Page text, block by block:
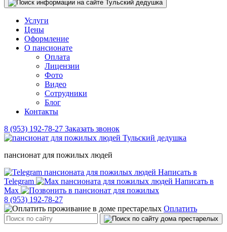
Услуги
Цены
Оформление
О пансионате
Оплата
Лицензии
Фото
Видео
Сотрудники
Блог
Контакты
8 (953) 192-78-27 Заказать звонок
пансионат для пожилых людей
Написать в
Telegram
Написать в
Max
8 (953) 192-78-27
Оплатить